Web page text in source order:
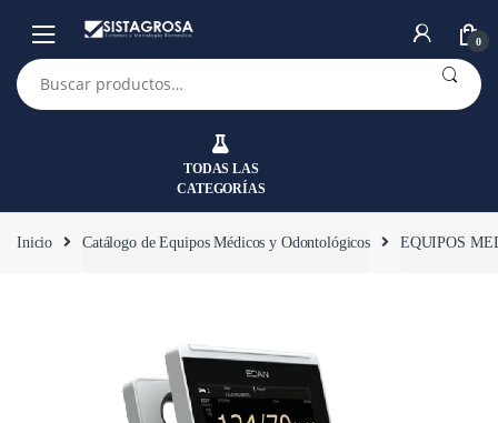
navegación
contenido
0
Buscar
por:
TODAS LAS
CATEGORÍAS
Inicio Catálogo de Equipos Médicos y Odontológicos EQUIPOS